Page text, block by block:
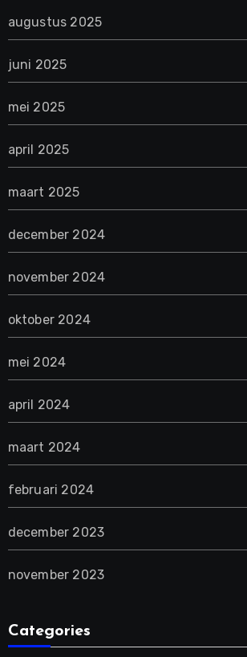
augustus 2025
juni 2025
mei 2025
april 2025
maart 2025
december 2024
november 2024
oktober 2024
mei 2024
april 2024
maart 2024
februari 2024
december 2023
november 2023
Categories